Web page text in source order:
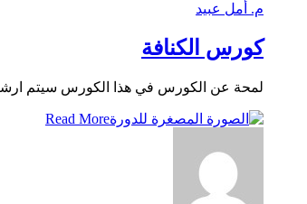
م. أمل عبيد
كورس الكنافة
لمحة عن الكورس في هذا الكورس سيتم
Read More